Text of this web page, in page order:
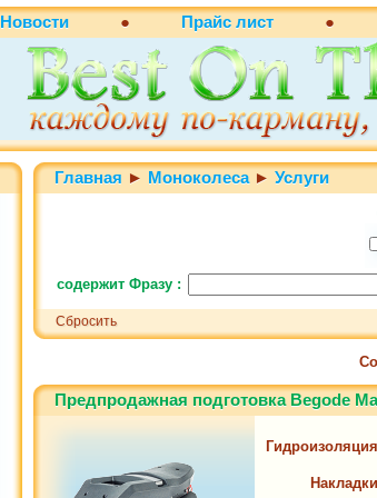
Новости ● Прайс лист ●
Главная ► Моноколеса► Услуги
содержит Фразу :
Сбросить
Предпродажная подготовка Begode